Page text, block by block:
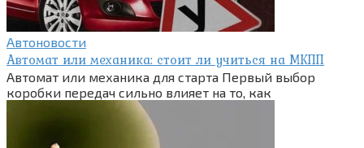
Автоновости
Автомат или механика: стоит ли учиться на МКПП
Автомат или механика для старта Первый выбор
коробки передач сильно влияет на то, как